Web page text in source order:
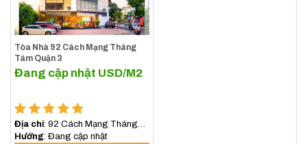
Tòa Nhà 92 Cách Mạng Tháng
Tám Quận 3
Đang cập nhật USD/M2
Địa chỉ: 92 Cách Mạng Tháng
Tám, Phường Xuân Hòa, TP.HCM
Hướng : Đang cập nhật